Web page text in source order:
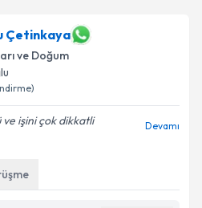
kabul ediyorum.
Çetinkaya
ve Doğum
işini çok dikkatli
Devamı